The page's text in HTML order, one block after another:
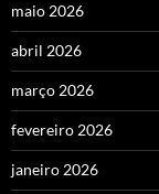
maio 2026
abril 2026
março 2026
fevereiro 2026
janeiro 2026